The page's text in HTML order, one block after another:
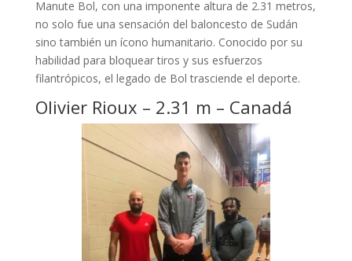
Manute Bol, con una imponente altura de 2.31 metros,
no solo fue una sensación del baloncesto de Sudán
sino también un ícono humanitario. Conocido por su
habilidad para bloquear tiros y sus esfuerzos
filantrópicos, el legado de Bol trasciende el deporte.
Olivier Rioux – 2.31 m – Canadá